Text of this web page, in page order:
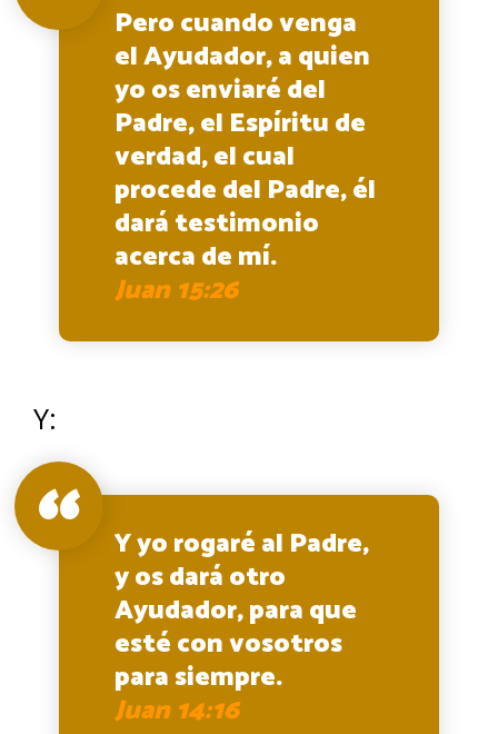
Pero cuando venga
el Ayudador, a quien
yo os enviaré del
Padre, el Espíritu de
verdad, el cual
procede del Padre, él
dará testimonio
acerca de mí.
Juan 15:26
Y:
Y yo rogaré al Padre,
y os dará otro
Ayudador, para que
esté con vosotros
para siempre.
Juan 14:16